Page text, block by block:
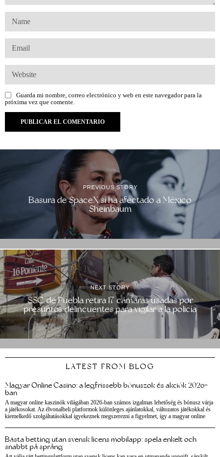
Guarda mi nombre, correo electrónico y web en este navegador para la
próxima vez que comente.
PREVIOUS STORY
Basura de SpaceX sí ha afectado a México
Sheinbaum
NEXT STORY
SSC de Puebla retira 17 cámaras usadas por
presuntos delincuentes para vigilar a la policía
LATEST FROM BLOG
Magyar Online Casino: a legfrissebb bónuszok és akciók 2026-
ban
A magyar online kaszinók világában 2026-ban számos izgalmas lehetőség és bónusz várja
a játékosokat. Az élvonalbeli platformok különleges ajánlatokkal, változatos játékokkal és
kiemelkedő szolgáltatásokkal igyekeznek megszerezni a figyelmet, így a magyar online
Bästa betting utan svensk licens mobilapp: spela enkelt och
snabbt på språng